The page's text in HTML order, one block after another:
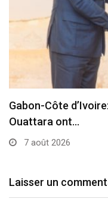
Gabon-Côte
Ouattara ont…
7 août 2026
Laisser un